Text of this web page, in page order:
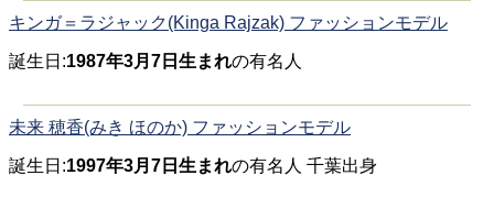
キンガ＝ラジャック(Kinga Rajzak) ファッションモデル
誕生日:1987年3月7日生まれの有名人
未来 穂香(みき ほのか) ファッションモデル
誕生日:1997年3月7日生まれの有名人 千葉出身